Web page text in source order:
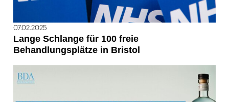
07.02.2025
Lange Schlange für 100 freie
Behandlungsplätze in Bristol